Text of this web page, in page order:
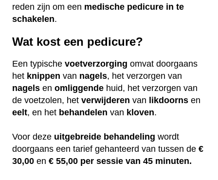
reden zijn om een medische pedicure in te
schakelen.
Wat kost een pedicure?
Een typische voetverzorging omvat doorgaans
het knippen van nagels, het verzorgen van
nagels en omliggende huid, het verzorgen van
de voetzolen, het verwijderen van likdoorns en
eelt, en het behandelen van kloven.
Voor deze uitgebreide behandeling wordt
doorgaans een tarief gehanteerd van tussen de €
30,00 en € 55,00 per sessie van 45 minuten.